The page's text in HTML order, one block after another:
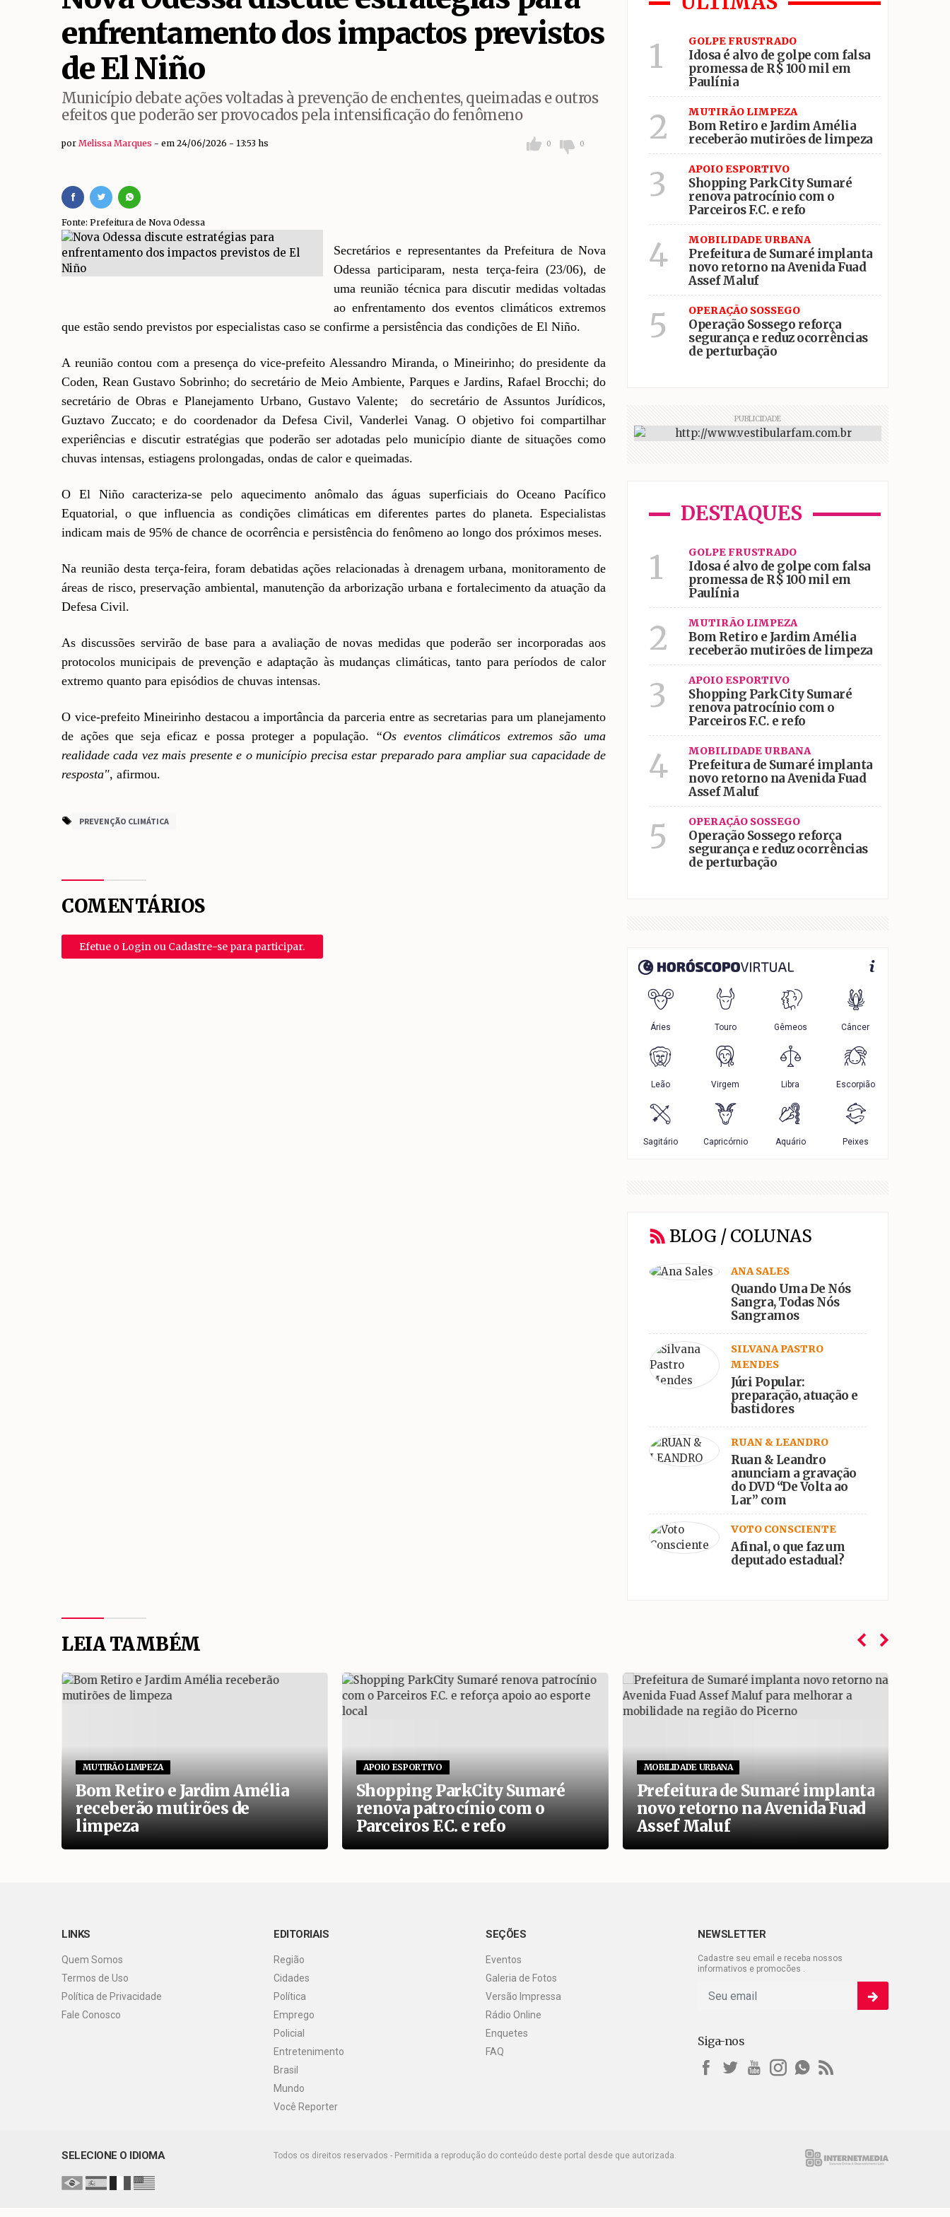
Bom Retiro e Jardim Amélia receberão mutirões de limpeza
Shopping ParkCity Sumaré renova patrocínio com o Parceiros F.C. e reforça apoio ao esporte local
enfrentamento dos impactos previstos
de El Niño
Município debate ações voltadas à prevenção de enchentes, queimadas e outros
efeitos que poderão ser provocados pela intensificação do fenômeno
por Melissa Marques em 24/06/2026 - 13:53 hs 0 0
Fonte: Prefeitura de Nova Odessa
Secretários e representantes da Prefeitura de Nova
Odessa participaram, nesta terça-feira (23/06), de
uma reunião técnica para discutir medidas voltadas
ao enfrentamento dos eventos climáticos extremos
que estão sendo previstos por especialistas caso se confirme a persistência das condições de El Niño.
A reunião contou com a presença do vice-prefeito Alessandro Miranda, o Mineirinho; do presidente da
Coden, Rean Gustavo Sobrinho; do secretário de Meio Ambiente, Parques e Jardins, Rafael Brocchi; do
secretário de Obras e Planejamento Urbano, Gustavo Valente; do secretário de Assuntos Jurídicos,
Guztavo Zuccato; e do coordenador da Defesa Civil, Vanderlei Vanag. O objetivo foi compartilhar
experiências e discutir estratégias que poderão ser adotadas pelo município diante de situações como
chuvas intensas, estiagens prolongadas, ondas de calor e queimadas.
O El Niño caracteriza-se pelo aquecimento anômalo das águas superficiais do Oceano Pacífico
Equatorial, o que influencia as condições climáticas em diferentes partes do planeta. Especialistas
indicam mais de 95% de chance de ocorrência e persistência do fenômeno ao longo dos próximos meses.
Na reunião desta terça-feira, foram debatidas ações relacionadas à drenagem urbana, monitoramento de
áreas de risco, preservação ambiental, manutenção da arborização urbana e fortalecimento da atuação da
Defesa Civil.
As discussões servirão de base para a avaliação de novas medidas que poderão ser incorporadas aos
protocolos municipais de prevenção e adaptação às mudanças climáticas, tanto para períodos de calor
extremo quanto para episódios de chuvas intensas.
O vice-prefeito Mineirinho destacou a importância da parceria entre as secretarias para um planejamento
de ações que seja eficaz e possa proteger a população. “Os eventos climáticos extremos são uma
realidade cada vez mais presente e o município precisa estar preparado para ampliar sua capacidade de
resposta", afirmou.
PREVENÇÃO CLIMÁTICA
COMENTÁRIOS
Efetue o Login ou Cadastre-se para participar.
1 GOLPE FRUSTRADO
Idosa é alvo de golpe com falsa
promessa de R$ 100 mil em
Paulínia
2 MUTIRÃO LIMPEZA
Bom Retiro e Jardim Amélia
receberão mutirões de limpeza
3 APOIO ESPORTIVO
Shopping ParkCity Sumaré
renova patrocínio com o
Parceiros F.C. e refo
4 MOBILIDADE URBANA
Prefeitura de Sumaré implanta
novo retorno na Avenida Fuad
Assef Maluf
5 OPERAÇÃO SOSSEGO
Operação Sossego reforça
segurança e reduz ocorrências
de perturbação
PUBLICIDADE
DESTAQUES
1 GOLPE FRUSTRADO
Idosa é alvo de golpe com falsa
promessa de R$ 100 mil em
Paulínia
2 MUTIRÃO LIMPEZA
Bom Retiro e Jardim Amélia
receberão mutirões de limpeza
3 APOIO ESPORTIVO
Shopping ParkCity Sumaré
renova patrocínio com o
Parceiros F.C. e refo
4 MOBILIDADE URBANA
Prefeitura de Sumaré implanta
novo retorno na Avenida Fuad
Assef Maluf
5 OPERAÇÃO SOSSEGO
Operação Sossego reforça
segurança e reduz ocorrências
de perturbação
BLOG / COLUNAS
ANA SALES
Quando Uma De Nós
Sangra, Todas Nós
Sangramos
SILVANA PASTRO
MENDES
Júri Popular:
preparação, atuação e
bastidores
RUAN & LEANDRO
Ruan & Leandro
anunciam a gravação
do DVD “De Volta ao
Lar” com
participações
especiais
VOTO CONSCIENTE
Afinal, o que faz um
deputado estadual?
LEIA TAMBÉM
MUTIRÃO LIMPEZA
Bom Retiro e Jardim Amélia
receberão mutirões de
limpeza
APOIO ESPORTIVO
Shopping ParkCity Sumaré
renova patrocínio com o
Parceiros F.C. e refo
MOBILIDADE URBANA
Prefeitura de Sumaré implanta
novo retorno na Avenida Fuad
Assef Maluf
LINKS
Quem Somos
Termos de Uso
Política de Privacidade
Fale Conosco
EDITORIAIS
Região
Cidades
Política
Emprego
Policial
Entretenimento
Brasil
Mundo
Você Reporter
SEÇÕES
Eventos
Galeria de Fotos
Versão Impressa
Rádio Online
Enquetes
FAQ
NEWSLETTER
Cadastre seu email e receba nossos
informativos e promocões .
Siga-nos
SELECIONE O IDIOMA Todos os direitos reservados - Permitida a reprodução do conteúdo deste portal desde que autorizada.